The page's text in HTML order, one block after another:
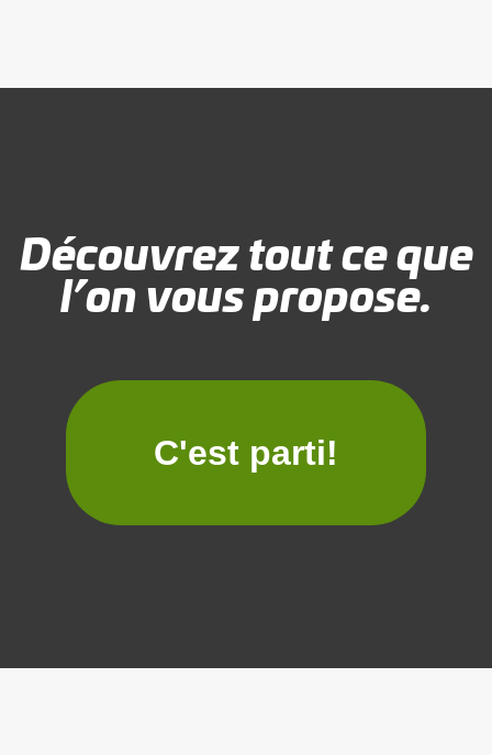
Découvrez tout ce que
l’on vous propose.
C'est parti!